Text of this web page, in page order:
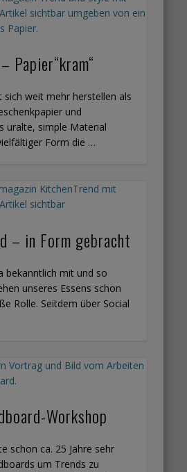
Papier“kram“
sich weit mehr herstellen als
und
uralte, simple Material
Form die …
– in Form gebracht
bekanntlich mit und so
unseres Essens schon
Rolle. Seitdem über Social
Workshop
schon ca. 25 Jahre sehr
um Trends zu